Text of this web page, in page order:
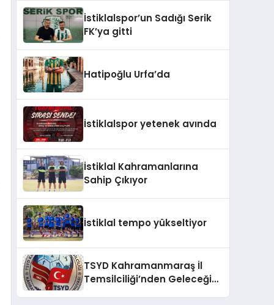
İstiklalspor’un Sadığı Serik
FK’ya gitti
Hatipoğlu Urfa’da
İstiklalspor yetenek avında
İstiklal Kahramanlarına
Sahip Çıkıyor
İstiklal tempo yükseltiyor
TSYD Kahramanmaraş İl
Temsilciliği’nden Geleceğin